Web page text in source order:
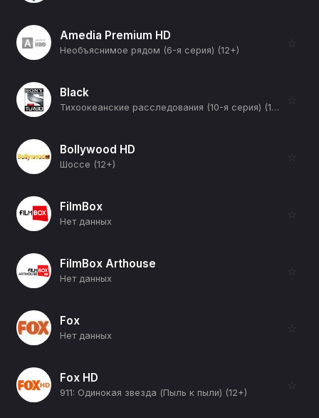
Amedia Premium HD
Необъяснимое рядом (6-я серия) (12+)
☆
Black
Тихоокеанские расследования (10-я серия) (16+)
☆
Bollywood HD
Шоссе (12+)
☆
FilmBox
Нет данных
☆
FilmBox Arthouse
Нет данных
☆
Fox
Нет данных
☆
Fox HD
911: Одинокая звезда (Пыль к пыли) (12+)
☆